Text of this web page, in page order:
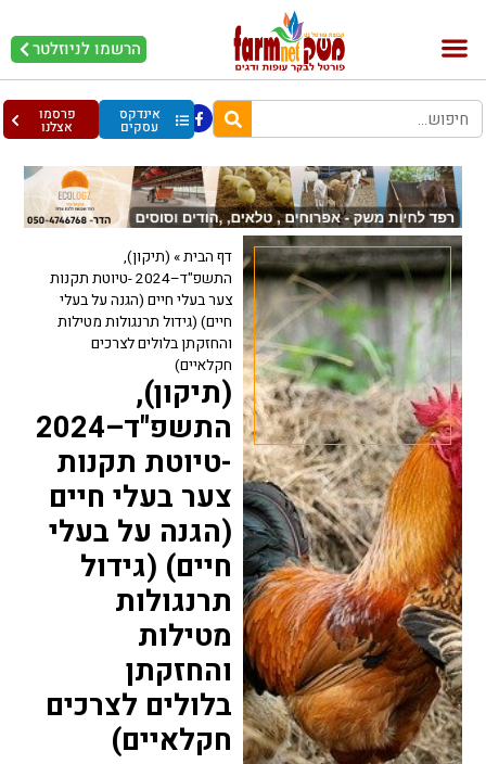
הרשמו לניוזלטר
אינדקס
עסקים
פרסמו
אצלנו
דף הבית» (תיקון),
התשפ"ד–2024 -טיוטת תקנות
צער בעלי חיים (הגנה על בעלי
חיים) (גידול תרנגולות מטילות
והחזקתן בלולים לצרכים
חקלאיים)
(תיקון),
התשפ"ד–2024
-טיוטת תקנות
צער בעלי חיים
(הגנה על בעלי
חיים) (גידול
תרנגולות
מטילות
והחזקתן
בלולים לצרכים
חקלאיים)